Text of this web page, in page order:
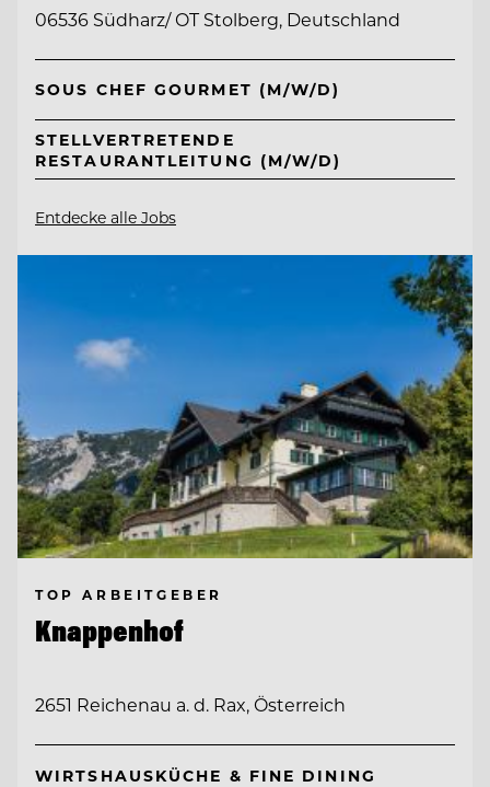
06536 Südharz/ OT Stolberg, Deutschland
SOUS CHEF GOURMET (M/W/D)
STELLVERTRETENDE
RESTAURANTLEITUNG (M/W/D)
Entdecke alle Jobs
TOP ARBEITGEBER
Knappenhof
2651 Reichenau a. d. Rax, Österreich
WIRTSHAUSKÜCHE & FINE DINING